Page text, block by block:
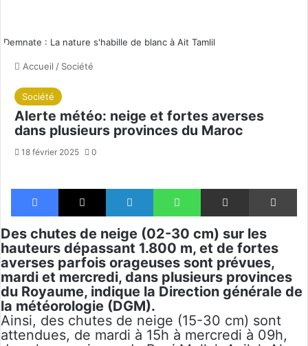
Demnate : La nature s'habille de blanc à Ait Tamlil
Accueil / Société
Société
Alerte météo: neige et fortes averses
dans plusieurs provinces du Maroc
18 février 2025 0
Facebook X Linkedin WhatsApp Partager par email
Des chutes de neige (02-30 cm) sur les
hauteurs dépassant 1.800 m, et de fortes
averses parfois orageuses sont prévues,
mardi et mercredi, dans plusieurs provinces
du Royaume, indique la Direction générale de
la météorologie (DGM).
Ainsi, des chutes de neige (15-30 cm) sont
attendues, de mardi à 15h à mercredi à 09h,